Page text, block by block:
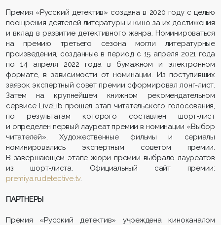
Премия «Русский детектив» создана в 2020 году с целью
поощрения деятелей литературы и кино за их достижения
и вклад в развитие детективного жанра. Номинироваться
на премию третьего сезона могли литературные
произведения, созданные в период с 15 апреля 2021 года
по 14 апреля 2022 года в бумажном и электронном
формате, в зависимости от номинации. Из поступивших
заявок экспертный совет премии сформировал лонг-лист.
Затем на крупнейшем книжном рекомендательном
сервисе LiveLib прошел этап читательского голосования,
по результатам которого составлен шорт-лист
и определен первый лауреат премии в номинации «Выбор
читателей». Художественные фильмы и сериалы
номинировались экспертным советом премии.
В завершающем этапе жюри премии выбрало лауреатов
из шорт-листа. Официальный сайт премии:
premiya.rudetective.tv.
ПАРТНЕРЫ
Премия «Русский детектив» учреждена киноканалом